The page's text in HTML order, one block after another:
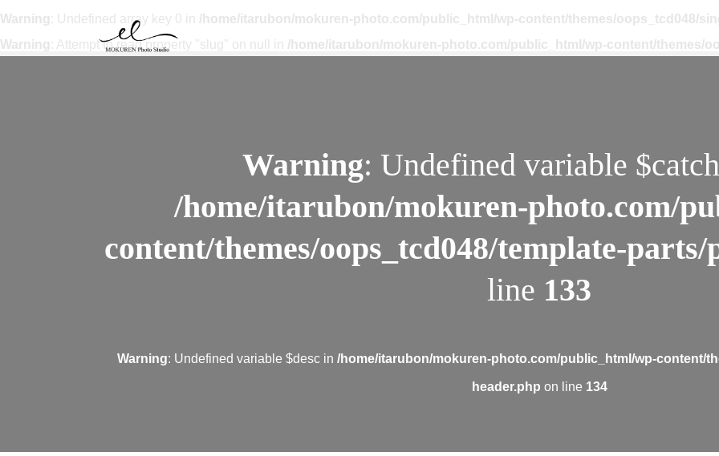
Warning : Undefined array key 0 in /home/itarubon/mokuren-photo.com/public_html/wp-content/themes/oops_tcd048/
Warning : Attempt to read property "slug" on null in /home/itarubon/mokuren-photo.com/public_html/wp-content/themes/
Warning: Undefined variable
/home/itarubon/mokuren-photo.com/
content/themes/oops_tcd048/template-parts/
line 133
Warning: Undefined variable $desc in /home/itarubon/mokuren-photo.com/public_html/wp-content/
header.php on line 134